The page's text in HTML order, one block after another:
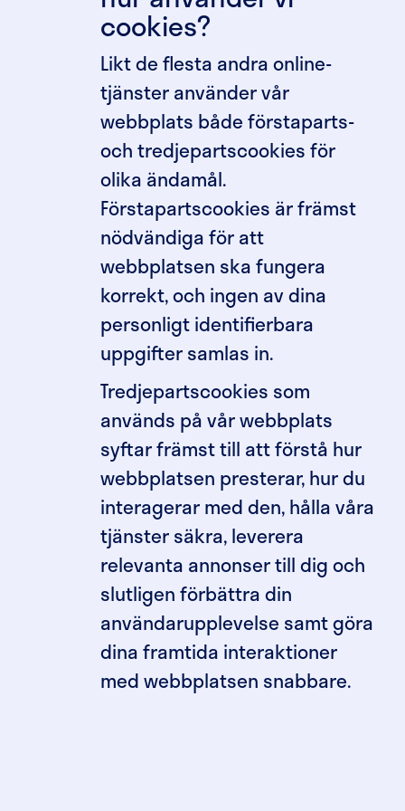
cookies?
Likt de flesta andra online-
tjänster använder vår
webbplats både förstaparts-
och tredjepartscookies för
olika ändamål.
Förstapartscookies är främst
nödvändiga för att
webbplatsen ska fungera
korrekt, och ingen av dina
personligt identifierbara
uppgifter samlas in.
Tredjepartscookies som
används på vår webbplats
syftar främst till att förstå hur
webbplatsen presterar, hur du
interagerar med den, hålla våra
tjänster säkra, leverera
relevanta annonser till dig och
slutligen förbättra din
användarupplevelse samt göra
dina framtida interaktioner
med webbplatsen snabbare.